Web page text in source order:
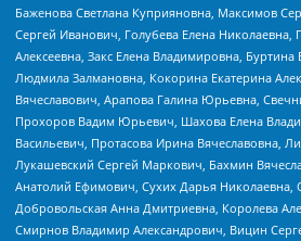
Баженова Светлана Куприяновна, Максимов
Сергей Иванович, Голубева Елена Николаевна,
Алексеевна, Закс Елена Владимировна,
Людмила Залмановна, Кокорина Екатерина
Вячеславович, Арапова Галина Юрьевна,
Прохоров Вадим Юрьевич, Шахова Елена
Васильевич, Протасова Ирина Вячеславовна,
Лукашевский Сергей Маркович, Бахмин
Анатолий Ефимович, Сухих Дарья Николаевна,
Добровольская Анна Дмитриевна, Королева
Смирнов Владимир Александрович, Вицин